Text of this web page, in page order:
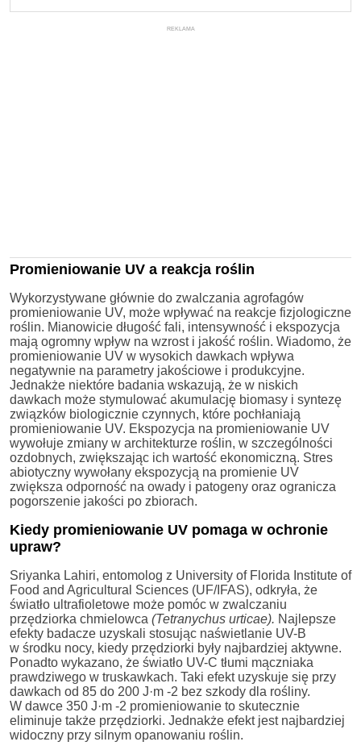
REKLAMA
Promieniowanie UV a reakcja roślin
Wykorzystywane głównie do zwalczania agrofagów
promieniowanie UV, może wpływać na reakcje fizjologiczne
roślin. Mianowicie długość fali, intensywność i ekspozycja
mają ogromny wpływ na wzrost i jakość roślin. Wiadomo, że
promieniowanie UV w wysokich dawkach wpływa
negatywnie na parametry jakościowe i produkcyjne.
Jednakże niektóre badania wskazują, że w niskich
dawkach może stymulować akumulację biomasy i syntezę
związków biologicznie czynnych, które pochłaniają
promieniowanie UV. Ekspozycja na promieniowanie UV
wywołuje zmiany w architekturze roślin, w szczególności
ozdobnych, zwiększając ich wartość ekonomiczną. Stres
abiotyczny wywołany ekspozycją na promienie UV
zwiększa odporność na owady i patogeny oraz ogranicza
pogorszenie jakości po zbiorach.
Kiedy promieniowanie UV pomaga w ochronie
upraw?
Sriyanka Lahiri, entomolog z University of Florida Institute of
Food and Agricultural Sciences (UF/IFAS), odkryła, że
światło ultrafioletowe może pomóc w zwalczaniu
przędziorka chmielowca (Tetranychus urticae). Najlepsze
efekty badacze uzyskali stosując naświetlanie UV-B
w środku nocy, kiedy przędziorki były najbardziej aktywne.
Ponadto wykazano, że światło UV-C tłumi mączniaka
prawdziwego w truskawkach. Taki efekt uzyskuje się przy
dawkach od 85 do 200 J·m -2 bez szkody dla rośliny.
W dawce 350 J·m -2 promieniowanie to skutecznie
eliminuje także przędziorki. Jednakże efekt jest najbardziej
widoczny przy silnym opanowaniu roślin.